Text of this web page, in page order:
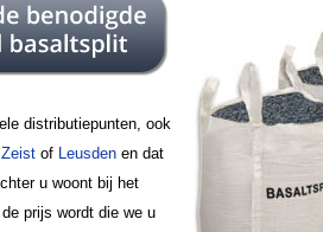
distributiepunten, ook
Zeist of Leusden en dat
u woont bij het
prijs wordt die we u